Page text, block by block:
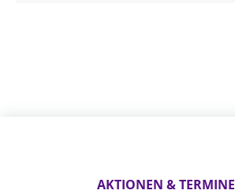
AKTIONEN & TERMINE